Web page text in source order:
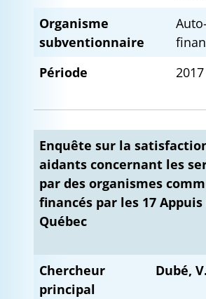
Organisme
subventionnaire
Auto-
Période
Enquête sur la
aidants concernant les
par des organismes
financés par les 17 Appuis
Québec
Chercheur
principal
Dubé, V.